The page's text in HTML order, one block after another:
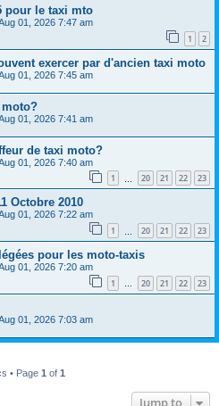
pour le taxi mto
01, 2026 7:47 am
1 2
exercer par d'ancien taxi moto
01, 2026 7:45 am
01, 2026 7:41 am
de taxi moto?
01, 2026 7:40 am
1 20 21 22 23
Octobre 2010
01, 2026 7:22 am
1 20 21 22 23
pour les moto-taxis
01, 2026 7:20 am
1 … 20 21 22 23
01, 2026 7:03 am
• Page 1 of 1
Jump to